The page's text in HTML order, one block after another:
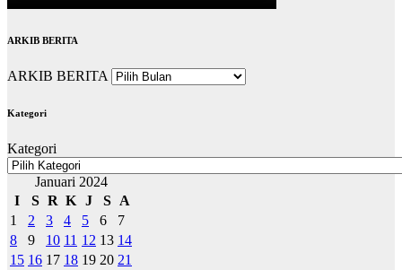
ARKIB BERITA
ARKIB BERITA
Kategori
Kategori
Januari 2024
I
S R K J S
A
1
2 3 4 5 6
7
8
9 10 11 12 13 14
15 16 17 18 19 20 21